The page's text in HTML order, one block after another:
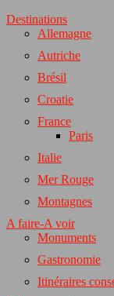
Destinations
Allemagne
Autriche
Brésil
Croatie
France
Paris
Italie
Mer Rouge
Montagnes
A faire-A voir
Monuments
Gastronomie
Itinéraires